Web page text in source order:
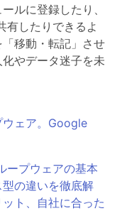
ルに登録したり、
有したりできるよ
移動・転記」させ
やデータ迷子を未
ウェア。Google
ープウェアの基本
の違いを徹底解
ト、自社に合った